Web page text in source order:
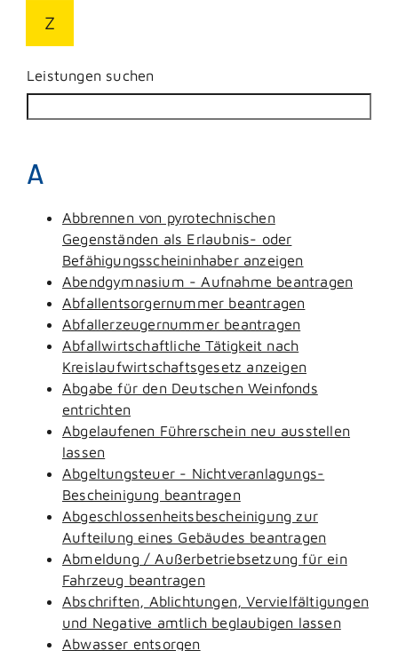
Z
Leistungen suchen
A
Abbrennen von pyrotechnischen
Gegenständen als Erlaubnis- oder
Befähigungsscheininhaber anzeigen
Abendgymnasium - Aufnahme beantragen
Abfallentsorgernummer beantragen
Abfallerzeugernummer beantragen
Abfallwirtschaftliche Tätigkeit nach
Kreislaufwirtschaftsgesetz anzeigen
Abgabe für den Deutschen Weinfonds
entrichten
Abgelaufenen Führerschein neu ausstellen
lassen
Abgeltungsteuer - Nichtveranlagungs-
Bescheinigung beantragen
Abgeschlossenheitsbescheinigung zur
Aufteilung eines Gebäudes beantragen
Abmeldung / Außerbetriebsetzung für ein
Fahrzeug beantragen
Abschriften, Ablichtungen, Vervielfältigungen
und Negative amtlich beglaubigen lassen
Abwasser entsorgen